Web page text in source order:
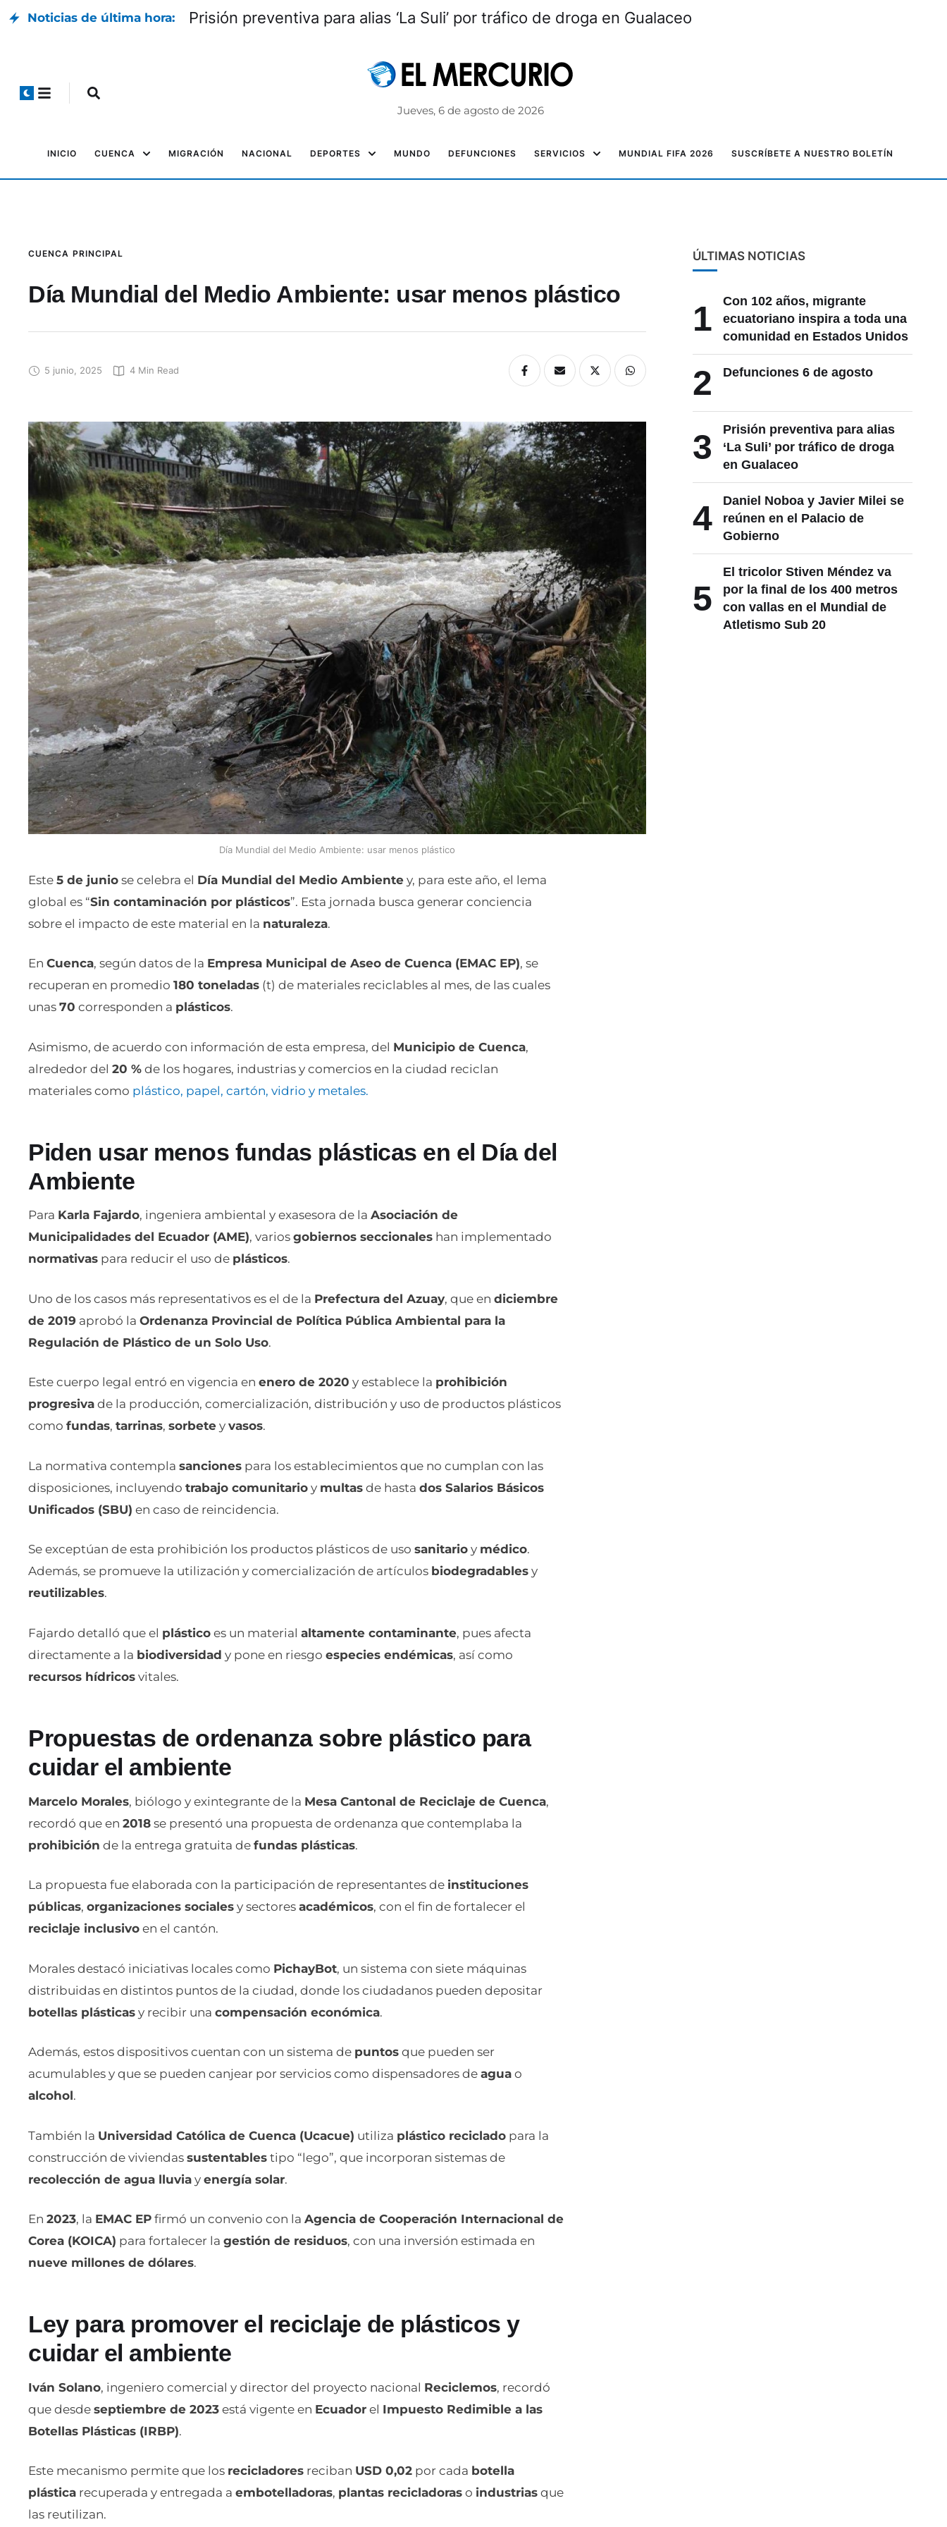
Noticias de última hora: Prisión preventiva para alias ‘La Suli’ por tráfico de droga en Gualaceo
Jueves, 6 de agosto de 2026
INICIO CUENCA MIGRACIÓN NACIONAL DEPORTES MUNDO DEFUNCIONES SERVICIOS MUNDIAL FIFA 2026 SUSCRÍBETE A NUESTRO BOLETÍN
CUENCA PRINCIPAL
Día Mundial del Medio Ambiente: usar menos plástico
5 junio, 2025 4 Min Read
Día Mundial del Medio Ambiente: usar menos plástico
Este 5 de junio se celebra el Día Mundial del Medio Ambiente y, para este año, el lema
global es “Sin contaminación por plásticos”. Esta jornada busca generar conciencia
sobre el impacto de este material en la naturaleza.
En Cuenca, según datos de la Empresa Municipal de Aseo de Cuenca (EMAC EP), se
recuperan en promedio 180 toneladas (t) de materiales reciclables al mes, de las cuales
unas 70 corresponden a plásticos.
Asimismo, de acuerdo con información de esta empresa, del Municipio de Cuenca,
alrededor del 20 % de los hogares, industrias y comercios en la ciudad reciclan
materiales como plástico, papel, cartón, vidrio y metales.
Piden usar menos fundas plásticas en el Día del
Ambiente
Para Karla Fajardo, ingeniera ambiental y exasesora de la Asociación de
Municipalidades del Ecuador (AME), varios gobiernos seccionales han implementado
normativas para reducir el uso de plásticos.
Uno de los casos más representativos es el de la Prefectura del Azuay, que en diciembre
de 2019 aprobó la Ordenanza Provincial de Política Pública Ambiental para la
Regulación de Plástico de un Solo Uso.
Este cuerpo legal entró en vigencia en enero de 2020 y establece la prohibición
progresiva de la producción, comercialización, distribución y uso de productos plásticos
como fundas, tarrinas, sorbete y vasos.
La normativa contempla sanciones para los establecimientos que no cumplan con las
disposiciones, incluyendo trabajo comunitario y multas de hasta dos Salarios Básicos
Unificados (SBU) en caso de reincidencia.
Se exceptúan de esta prohibición los productos plásticos de uso sanitario y médico.
Además, se promueve la utilización y comercialización de artículos biodegradables y
reutilizables.
Fajardo detalló que el plástico es un material altamente contaminante, pues afecta
directamente a la biodiversidad y pone en riesgo especies endémicas, así como
recursos hídricos vitales.
Propuestas de ordenanza sobre plástico para
cuidar el ambiente
Marcelo Morales, biólogo y exintegrante de la Mesa Cantonal de Reciclaje de Cuenca,
recordó que en 2018 se presentó una propuesta de ordenanza que contemplaba la
prohibición de la entrega gratuita de fundas plásticas.
La propuesta fue elaborada con la participación de representantes de instituciones
públicas, organizaciones sociales y sectores académicos, con el fin de fortalecer el
reciclaje inclusivo en el cantón.
Morales destacó iniciativas locales como PichayBot, un sistema con siete máquinas
distribuidas en distintos puntos de la ciudad, donde los ciudadanos pueden depositar
botellas plásticas y recibir una compensación económica.
Además, estos dispositivos cuentan con un sistema de puntos que pueden ser
acumulables y que se pueden canjear por servicios como dispensadores de agua o
alcohol.
También la Universidad Católica de Cuenca (Ucacue) utiliza plástico reciclado para la
construcción de viviendas sustentables tipo “lego”, que incorporan sistemas de
recolección de agua lluvia y energía solar.
En 2023, la EMAC EP firmó un convenio con la Agencia de Cooperación Internacional de
Corea (KOICA) para fortalecer la gestión de residuos, con una inversión estimada en
nueve millones de dólares.
Ley para promover el reciclaje de plásticos y
cuidar el ambiente
Iván Solano, ingeniero comercial y director del proyecto nacional Reciclemos, recordó
que desde septiembre de 2023 está vigente en Ecuador el Impuesto Redimible a las
Botellas Plásticas (IRBP).
Este mecanismo permite que los recicladores reciban USD 0,02 por cada botella
plástica recuperada y entregada a embotelladoras, plantas recicladoras o industrias que
las reutilizan.
ÚLTIMAS NOTICIAS
1
Con 102 años, migrante
ecuatoriano inspira a toda una
comunidad en Estados Unidos
2 Defunciones 6 de agosto
3
Prisión preventiva para alias
‘La Suli’ por tráfico de droga
en Gualaceo
4
Daniel Noboa y Javier Milei se
reúnen en el Palacio de
Gobierno
5
El tricolor Stiven Méndez va
por la final de los 400 metros
con vallas en el Mundial de
Atletismo Sub 20